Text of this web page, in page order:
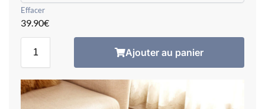
Effacer
39.90€
Ajouter au panier